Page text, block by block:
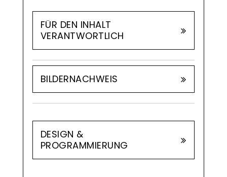
FÜR DEN INHALT
VERANTWORTLICH
BILDERNACHWEIS
DESIGN &
PROGRAMMIERUNG